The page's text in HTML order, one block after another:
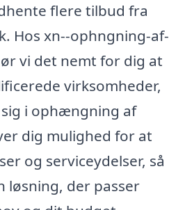
flere tilbud fra
Hos xn--ophngning-af-
vi det nemt for dig at
virksomheder,
i ophængning af
dig mulighed for at
og serviceydelser, så
løsning, der passer